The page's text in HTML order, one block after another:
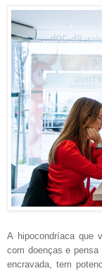
A hipocondríaca que
com doenças e pensa
encravada, tem